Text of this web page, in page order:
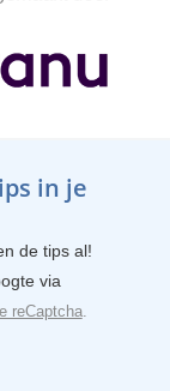
in je
de tips al!
via
reCaptcha.